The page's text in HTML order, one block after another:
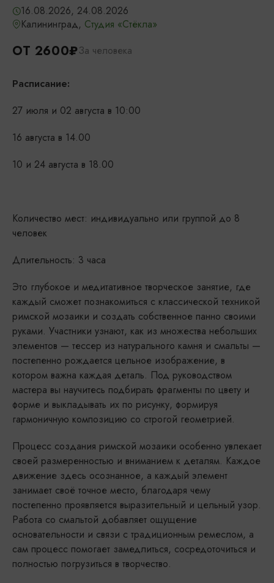
16.08.2026, 24.08.2026
Калининград, Студия «Стёкла»
ОТ 2600₽За человека
Расписание:
27 июля и 02 августа в 10:00
16 августа в 14.00
10 и 24 августа в 18.00
Количество мест: индивидуально или группой до 8
человек
Длительность: 3 часа
Это глубокое и медитативное творческое занятие, где
каждый сможет познакомиться с классической техникой
римской мозаики и создать собственное панно своими
руками. Участники узнают, как из множества небольших
элементов — тессер из натурального камня и смальты —
постепенно рождается цельное изображение, в
котором важна каждая деталь. Под руководством
мастера вы научитесь подбирать фрагменты по цвету и
форме и выкладывать их по рисунку, формируя
гармоничную композицию со строгой геометрией.
Процесс создания римской мозаики особенно увлекает
своей размеренностью и вниманием к деталям. Каждое
движение здесь осознанное, а каждый элемент
занимает своё точное место, благодаря чему
постепенно проявляется выразительный и цельный узор.
Работа со смальтой добавляет ощущение
основательности и связи с традиционным ремеслом, а
сам процесс помогает замедлиться, сосредоточиться и
полностью погрузиться в творчество.